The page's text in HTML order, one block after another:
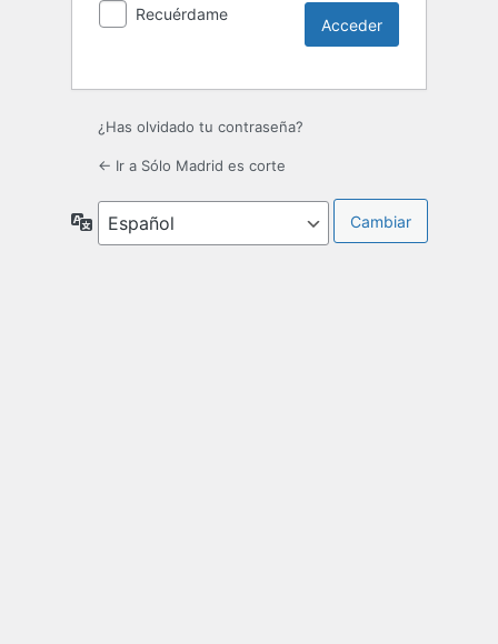
Recuérdame
¿Has olvidado tu contraseña?
← Ir a Sólo Madrid es corte
Idioma